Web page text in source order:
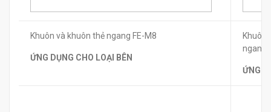
Khuôn và khuôn thẻ ngang FE-M8
ỨNG DỤNG CHO LOẠI BÊN
Khuôn
ngang
ỨNG